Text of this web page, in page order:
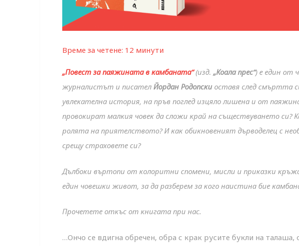
Време за четене: 12 минути
„Повест за паяжината в камбаната“(изд. „Коала прес“) е един от
журналистът и писател Йордан Родопски оставя след смъртта
увлекателна история, на пръв поглед изцяло лишена и от
провокират малкия човек да сложи край на съществуването
ролята на приятелството? И как обикновеният дърводелец с
срещу страховете си?
Дълбоки въртопи от колоритни спомени, мисли и приказки
един човешки живот, за да разберем за кого наистина бие
Прочетете откъс от книгата при нас.
…Ончо се вдигна обречен, обра с крак русите букли на талаша,